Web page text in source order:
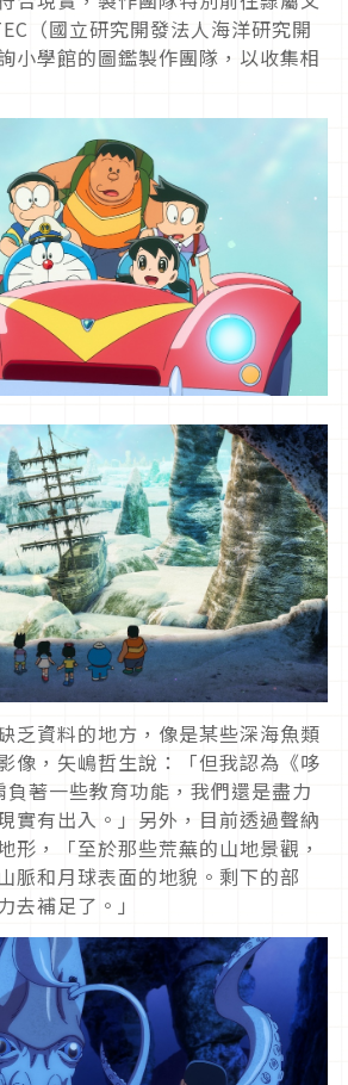
（國立研究開發法人海洋研究開
小學館的圖鑑製作團隊，以收集相
乏資料的地方，像是某些深海魚類
像，矢嶋哲生說：「但我認為《哆
著一些教育功能，我們還是盡力
實有出入。」另外，目前透過聲納
形，「至於那些荒蕪的山地景觀，
脈和月球表面的地貌。剩下的部
去補足了。」